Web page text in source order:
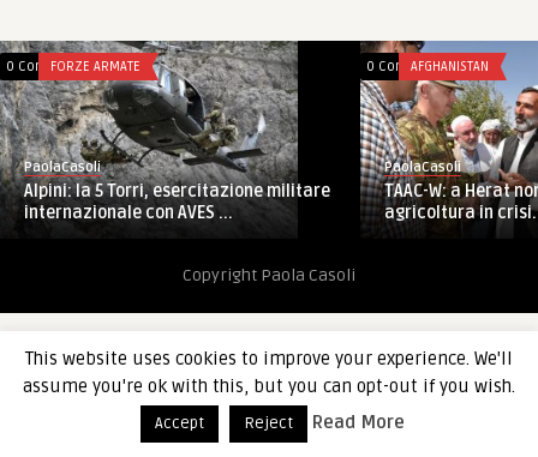
0 CommentsFORZE ARMATE
PaolaCasoli
Alpini: la 5 Torri, esercitazione militare
internazionale con AVES ...
0 CommentsAFGHANISTAN
PaolaCasoli
TAAC-W: a Herat
agricoltura in crisi.
Copyright Paola Casoli
This website uses cookies to improve your experience. We'll
assume you're ok with this, but you can opt-out if you wish.
Accept Reject Read More